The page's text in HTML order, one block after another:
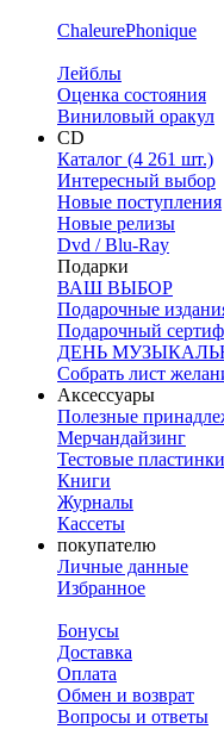
ChaleurePhonique
Лейблы
Оценка состояния
Виниловый оракул
CD
Каталог (4 261 шт.)
Интересный выбор
Новые поступления
Новые релизы
Dvd / Blu-Ray
Подарки
ВАШ ВЫБОР
Подарочные
Подарочный
ДЕНЬ
Собрать лист
Аксессуары
Полезные
Мерчандайзинг
Тестовые пластинки
Книги
Журналы
Кассеты
покупателю
Личные данные
Избранное
Бонусы
Доставка
Оплата
Обмен и возврат
Вопросы и ответы